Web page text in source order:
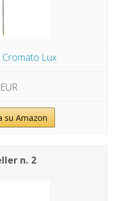
Lux
su Amazon
2